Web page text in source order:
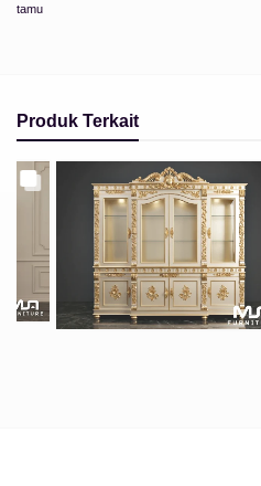
tamu
Produk Terkait